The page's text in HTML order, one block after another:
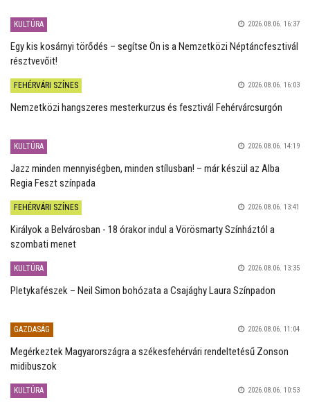
KULTÚRA 2026.08.06. 16:37
Egy kis kosárnyi törődés – segítse Ön is a Nemzetközi Néptáncfesztivál
résztvevőit!
FEHÉRVÁRI SZÍNES 2026.08.06. 16:03
Nemzetközi hangszeres mesterkurzus és fesztivál Fehérvárcsurgón
KULTÚRA 2026.08.06. 14:19
Jazz minden mennyiségben, minden stílusban! – már készül az Alba
Regia Feszt színpada
FEHÉRVÁRI SZÍNES 2026.08.06. 13:41
Királyok a Belvárosban - 18 órakor indul a Vörösmarty Színháztól a
szombati menet
KULTÚRA 2026.08.06. 13:35
Pletykafészek – Neil Simon bohózata a Csajághy Laura Színpadon
GAZDASÁG 2026.08.06. 11:04
Megérkeztek Magyarországra a székesfehérvári rendeltetésű Zonson
midibuszok
KULTÚRA 2026.08.06. 10:53